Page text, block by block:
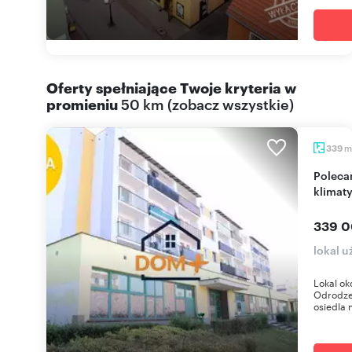
Oferty spełniające Twoje kryteria w
promieniu50 km (zobacz wszystkie)
339 m
Polecam lokal użytkowy 339 m² z parkingiem i
339
lokal
Lokal
osiedla